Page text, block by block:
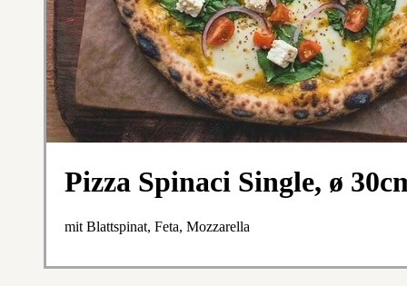
Pizza Spinaci Single, ø
mit Blattspinat, Feta, Mozzarella